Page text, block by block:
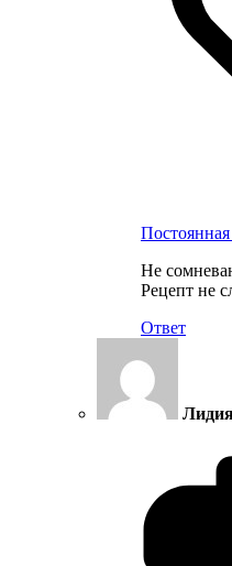
Не
Рецепт не
Ответ